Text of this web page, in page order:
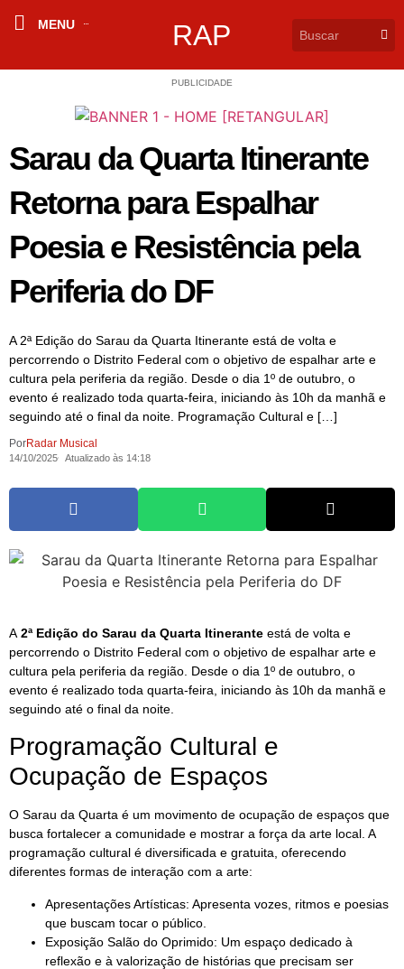
MENU RAP
PUBLICIDADE
Sarau da Quarta Itinerante
Retorna para Espalhar
Poesia e Resistência pela
Periferia do DF
A 2ª Edição do Sarau da Quarta Itinerante está de volta e
percorrendo o Distrito Federal com o objetivo de espalhar arte e
cultura pela periferia da região. Desde o dia 1º de outubro, o
evento é realizado toda quarta-feira, iniciando às 10h da manhã e
seguindo até o final da noite. Programação Cultural e […]
PorRadar Musical
14/10/2025 Atualizado às 14:18
A 2ª Edição do Sarau da Quarta Itinerante está de volta e
percorrendo o Distrito Federal com o objetivo de espalhar arte e
cultura pela periferia da região. Desde o dia 1º de outubro, o
evento é realizado toda quarta-feira, iniciando às 10h da manhã e
seguindo até o final da noite.
Programação Cultural e
Ocupação de Espaços
O Sarau da Quarta é um movimento de ocupação de espaços que
busca fortalecer a comunidade e mostrar a força da arte local. A
programação cultural é diversificada e gratuita, oferecendo
diferentes formas de interação com a arte:
Apresentações Artísticas: Apresenta vozes, ritmos e poesias
que buscam tocar o público.
Exposição Salão do Oprimido: Um espaço dedicado à
reflexão e à valorização de histórias que precisam ser